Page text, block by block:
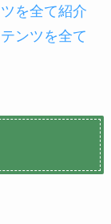
を全て紹介
ンツを全て